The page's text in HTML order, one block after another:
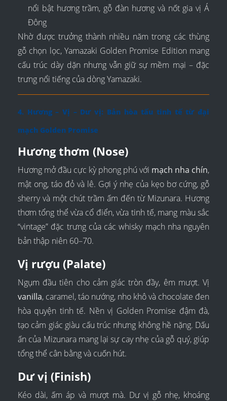
nổi bật hương trầm, gỗ đàn hương và nốt gia vị Á
Đông
Nhờ được trưởng thành nhiều năm trong các thùng
gỗ chọn lọc, Yamazaki Golden Promise Edition mang
cấu trúc dày dặn nhưng vẫn giữ sự mềm mại – đặc
trưng nổi tiếng của dòng Yamazaki.
4. Hương – Vị – Dư vị: Bản hòa tấu tinh tế từ đại
mạch Golden Promise
Hương thơm (Nose)
Hương mở đầu cực kỳ phong phú với mạch nha chín,
mật ong, táo đỏ và lê. Gợi ý nhẹ của kẹo bơ cứng, gỗ
sherry và một chút trầm ấm đến từ Mizunara. Hương
thơm tổng thể vừa cổ điển, vừa tinh tế, mang màu sắc
“vintage” đặc trưng của các whisky mạch nha nguyên
bản thập niên 60–70.
Vị rượu (Palate)
Ngụm đầu tiên cho cảm giác tròn đầy, êm mượt. Vị
vanilla, caramel, táo nướng, nho khô và chocolate đen
hòa quyện tinh tế. Nền vị Golden Promise đậm đà,
tạo cảm giác giàu cấu trúc nhưng không hề nặng. Dấu
ấn của Mizunara mang lại sự cay nhẹ của gỗ quý, giúp
tổng thể cân bằng và cuốn hút.
Dư vị (Finish)
Kéo dài, ấm áp và mượt mà. Dư vị gỗ nhẹ, khoáng